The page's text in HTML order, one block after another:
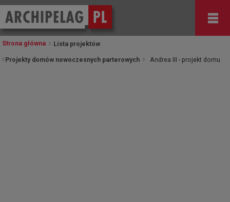
Strona główna Lista projektów
Projekty domów nowoczesnych parterowych Andrea III - projekt domu